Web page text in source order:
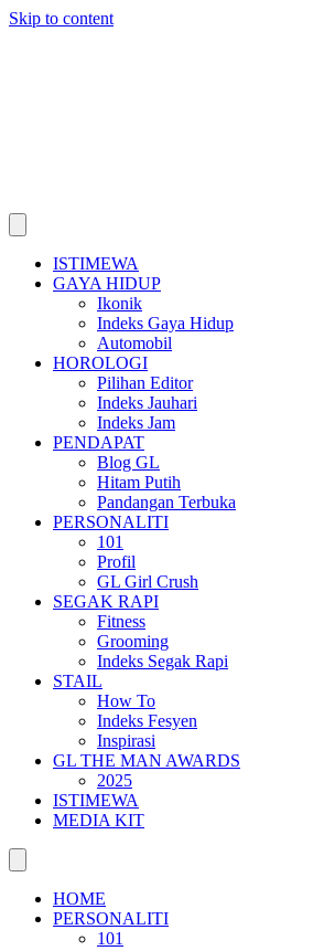
Skip to content
ISTIMEWA
GAYA HIDUP
Ikonik
Indeks Gaya Hidup
Automobil
HOROLOGI
Pilihan Editor
Indeks Jauhari
Indeks Jam
PENDAPAT
Blog GL
Hitam Putih
Pandangan Terbuka
PERSONALITI
101
Profil
GL Girl Crush
SEGAK RAPI
Fitness
Grooming
Indeks Segak Rapi
STAIL
How To
Indeks Fesyen
Inspirasi
GL THE MAN AWARDS
2025
ISTIMEWA
MEDIA KIT
HOME
PERSONALITI
101